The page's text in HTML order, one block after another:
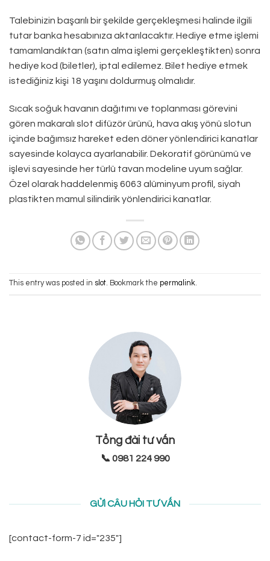
Talebinizin başarılı bir şekilde gerçekleşmesi halinde ilgili
tutar banka hesabınıza aktarılacaktır. Hediye etme işlemi
tamamlandıktan (satın alma işlemi gerçekleştikten) sonra
hediye kod (biletler), iptal edilemez. Bilet hediye etmek
istediğiniz kişi 18 yaşını doldurmuş olmalıdır.
Sıcak soğuk havanın dağıtımı ve toplanması görevini
gören makaralı slot difüzör ürünü, hava akış yönü slotun
içinde bağımsız hareket eden döner yönlendirici kanatlar
sayesinde kolayca ayarlanabilir. Dekoratif görünümü ve
işlevi sayesinde her türlü tavan modeline uyum sağlar.
Özel olarak haddelenmiş 6063 alüminyum profil, siyah
plastikten mamul silindirik yönlendirici kanatlar.
This entry was posted in slot. Bookmark the permalink.
Tổng đài tư vấn
📞 0981 224 990
GỬI CÂU HỎI TƯ VẤN
[contact-form-7 id="235"]